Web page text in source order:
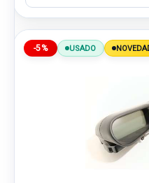
-5% USADO